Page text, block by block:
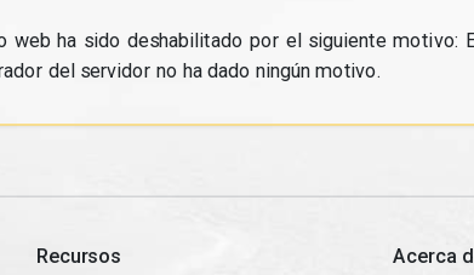
web ha sido deshabilitado por el siguiente motivo:
del servidor no ha dado ningún motivo.
Recursos Acerca